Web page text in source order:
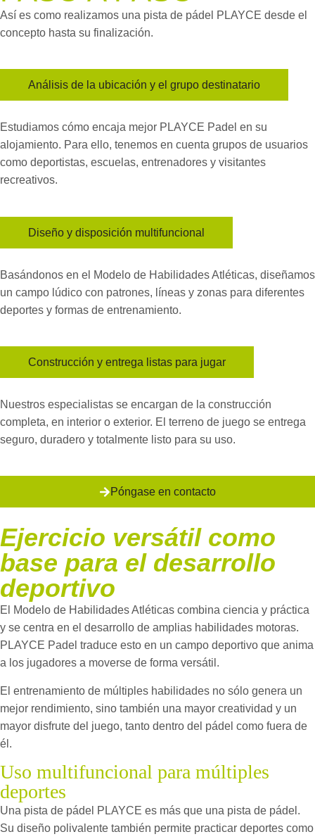
Así es como realizamos una pista de pádel PLAYCE desde el
concepto hasta su finalización.
Análisis de la ubicación y el grupo destinatario
Estudiamos cómo encaja mejor PLAYCE Padel en su
alojamiento. Para ello, tenemos en cuenta grupos de usuarios
como deportistas, escuelas, entrenadores y visitantes
recreativos.
Diseño y disposición multifuncional
Basándonos en el Modelo de Habilidades Atléticas, diseñamos
un campo lúdico con patrones, líneas y zonas para diferentes
deportes y formas de entrenamiento.
Construcción y entrega listas para jugar
Nuestros especialistas se encargan de la construcción
completa, en interior o exterior. El terreno de juego se entrega
seguro, duradero y totalmente listo para su uso.
Póngase en contacto
Ejercicio versátil como
base para el desarrollo
deportivo
El Modelo de Habilidades Atléticas combina ciencia y práctica
y se centra en el desarrollo de amplias habilidades motoras.
PLAYCE Padel traduce esto en un campo deportivo que anima
a los jugadores a moverse de forma versátil.
El entrenamiento de múltiples habilidades no sólo genera un
mejor rendimiento, sino también una mayor creatividad y un
mayor disfrute del juego, tanto dentro del pádel como fuera de
él.
Uso multifuncional para múltiples
deportes
Una pista de pádel PLAYCE es más que una pista de pádel.
Su diseño polivalente también permite practicar deportes como